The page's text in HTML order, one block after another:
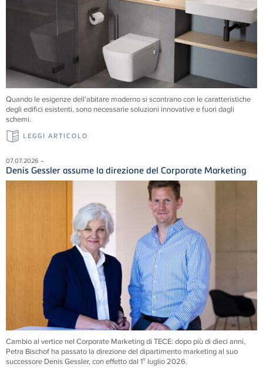
Quando le esigenze dell'abitare moderno si scontrano con le caratteristiche
degli edifici esistenti, sono necessarie soluzioni innovative e fuori dagli
schemi.
LEGGI ARTICOLO
07.07.2026 –
Denis Gessler assume la direzione del Corporate Marketing
Cambio al vertice nel Corporate Marketing di TECE: dopo più di dieci anni,
Petra Bischof ha passato la direzione del dipartimento marketing al suo
successore Denis Gessler, con effetto dal 1° luglio 2026.